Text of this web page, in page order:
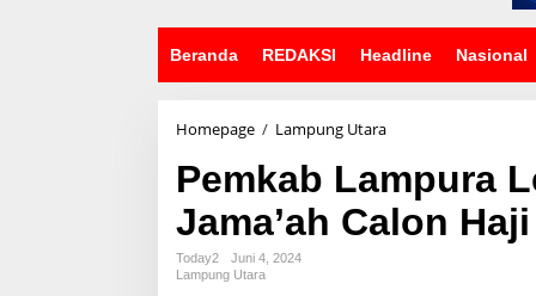
Beranda REDAKSI Headline Nasional
Homepage / Lampung Utara
m
k
a
b
Pemkab Lampura
Jama’ah Calon
Today2
Juni 4, 2024
Lampung Utara